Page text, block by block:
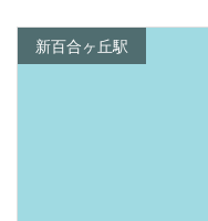
新百合ヶ丘駅